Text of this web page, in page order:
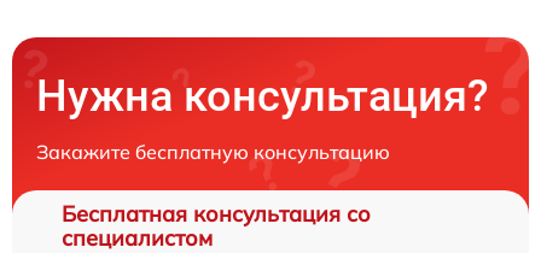
Нужна консультация?
Закажите бесплатную консультацию
Бесплатная консультация со
специалистом